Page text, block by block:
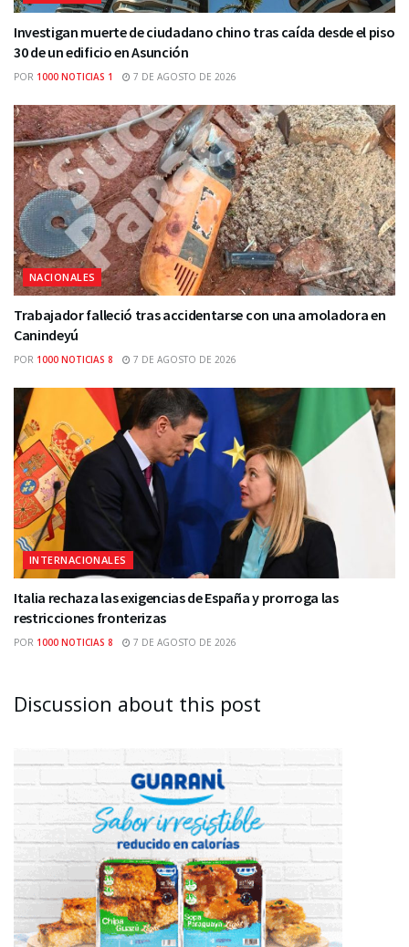
Investigan muerte de ciudadano chino tras caída desde el piso
30 de un edificio en Asunción
POR 1000 NOTICIAS 1 7 DE AGOSTO DE 2026
NACIONALES
Trabajador falleció tras accidentarse con una amoladora en
Canindeyú
POR 1000 NOTICIAS 8 7 DE AGOSTO DE 2026
INTERNACIONALES
Italia rechaza las exigencias de España y prorroga las
restricciones fronterizas
POR 1000 NOTICIAS 8 7 DE AGOSTO DE 2026
Discussion about this post